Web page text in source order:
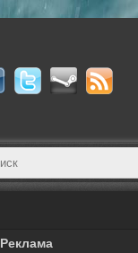
Реклама